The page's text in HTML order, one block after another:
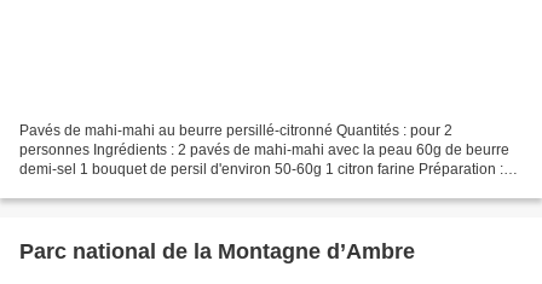
Pavés de mahi-mahi au beurre persillé-citronné Quantités : pour 2
personnes Ingrédients : 2 pavés de mahi-mahi avec la peau 60g de beurre
demi-sel 1 bouquet de persil d'environ 50-60g 1 citron farine Préparation :
Parc national de la Montagne d’Ambre